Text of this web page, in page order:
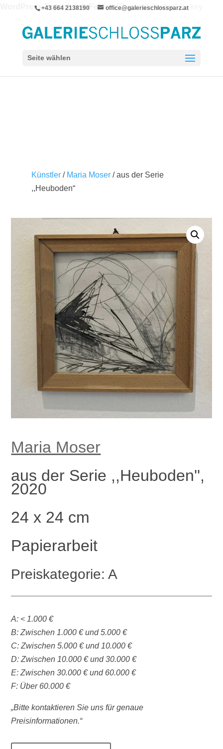
WordPress-Datenbank-Fehler:[Duplicate entry '' for key
ALTER TABLE `wpie_blc_links` ADD UNIQUE KEY
+43 664 2138190 office@galerieschlossparz.at
Seite wählen
Künstler/ Maria Moser/ aus der Serie
,,Heuboden“
Maria Moser
aus der Serie ,,Heuboden'',
2020
24 x 24 cm
Papierarbeit
Preiskategorie: A
A: < 1.000 €
B: Zwischen 1.000 € und 5.000 €
C: Zwischen 5.000 € und 10.000 €
D: Zwischen 10.000 € und 30.000 €
E: Zwischen 30.000 € und 60.000 €
F: Über 60.000 €
„Bitte kontaktieren Sie uns für genaue
Preisinformationen.“